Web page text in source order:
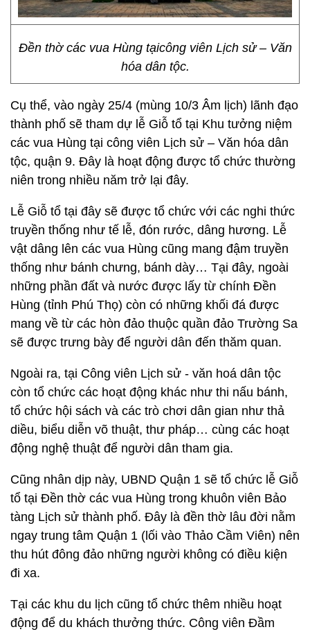
Đền thờ các vua Hùng tạicông viên Lịch sử – Văn
hóa dân tộc.
Cụ thể, vào ngày 25/4 (mùng 10/3 Âm lịch) lãnh đạo
thành phố sẽ tham dự lễ Giỗ tổ tại Khu tưởng niệm
các vua Hùng tại công viên Lịch sử – Văn hóa dân
tộc, quận 9. Đây là hoạt động được tổ chức thường
niên trong nhiều năm trở lại đây.
Lễ Giỗ tổ tại đây sẽ được tổ chức với các nghi thức
truyền thống như tế lễ, đón rước, dâng hương. Lễ
vật dâng lên các vua Hùng cũng mang đậm truyền
thống như bánh chưng, bánh dày… Tại đây, ngoài
những phần đất và nước được lấy từ chính Đền
Hùng (tỉnh Phú Thọ) còn có những khối đá được
mang về từ các hòn đảo thuộc quần đảo Trường Sa
sẽ được trưng bày để người dân đến thăm quan.
Ngoài ra, tại Công viên Lịch sử - văn hoá dân tộc
còn tổ chức các hoạt động khác như thi nấu bánh,
tổ chức hội sách và các trò chơi dân gian như thả
diều, biểu diễn võ thuật, thư pháp… cùng các hoạt
động nghệ thuật để người dân tham gia.
Cũng nhân dịp này, UBND Quận 1 sẽ tổ chức lễ Giỗ
tổ tại Đền thờ các vua Hùng trong khuôn viên Bảo
tàng Lịch sử thành phố. Đây là đền thờ lâu đời nằm
ngay trung tâm Quận 1 (lối vào Thảo Cầm Viên) nên
thu hút đông đảo những người không có điều kiện
đi xa.
Tại các khu du lịch cũng tổ chức thêm nhiều hoạt
động để du khách thưởng thức. Công viên Đầm